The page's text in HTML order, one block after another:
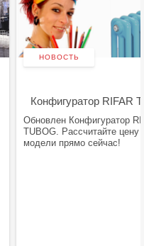
НОВОСТЬ
Конфигуратор RIFAR
Обновлен Конфигуратор
TUBOG. Рассчитайте цену
модели прямо сейчас!